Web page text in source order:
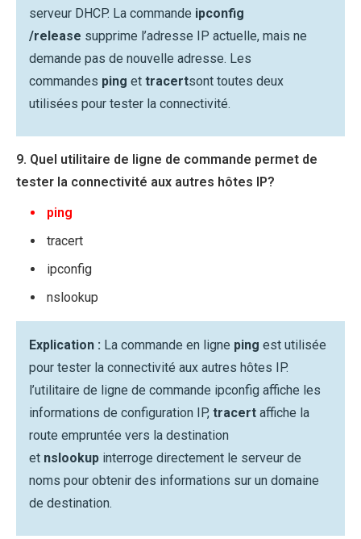
serveur DHCP. La commande ipconfig
/release supprime l’adresse IP actuelle, mais ne
demande pas de nouvelle adresse. Les
commandes ping et tracertsont toutes deux
utilisées pour tester la connectivité.
9. Quel utilitaire de ligne de commande permet de
tester la connectivité aux autres hôtes IP?
ping
tracert
ipconfig
nslookup
Explication : La commande en ligne ping est utilisée
pour tester la connectivité aux autres hôtes IP.
l’utilitaire de ligne de commande ipconfig affiche les
informations de configuration IP, tracert affiche la
route empruntée vers la destination
et nslookup interroge directement le serveur de
noms pour obtenir des informations sur un domaine
de destination.